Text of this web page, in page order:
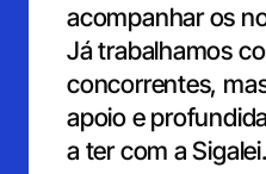
acompanhar os
Já trabalhamos
concorrentes,
apoio e
a ter com a Sigalei.